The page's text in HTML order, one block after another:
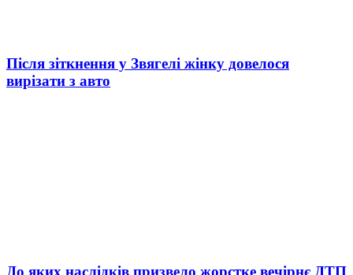
Після зіткнення у Звягелі жінку довелося
вирізати з авто
До яких наслідків призвело жорстке вечірнє ДТП